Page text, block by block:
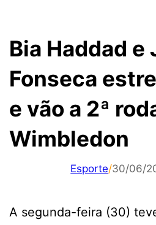
Bia Haddad e
Fonseca
e vão a 2ª
Wimbledon
Esporte/30/06/
A segunda-feira (30)